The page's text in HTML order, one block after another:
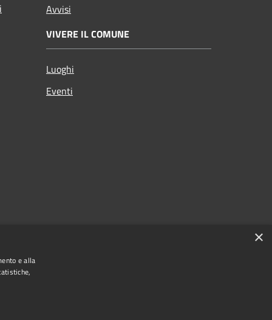
Avvisi
VIVERE IL COMUNE
Luoghi
Eventi
×
e alla